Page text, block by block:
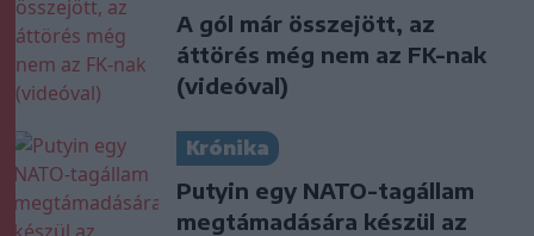
A gól már összejött, az
áttörés még nem az FK-nak
(videóval)
Krónika
Putyin egy NATO-tagállam
megtámadására készül az